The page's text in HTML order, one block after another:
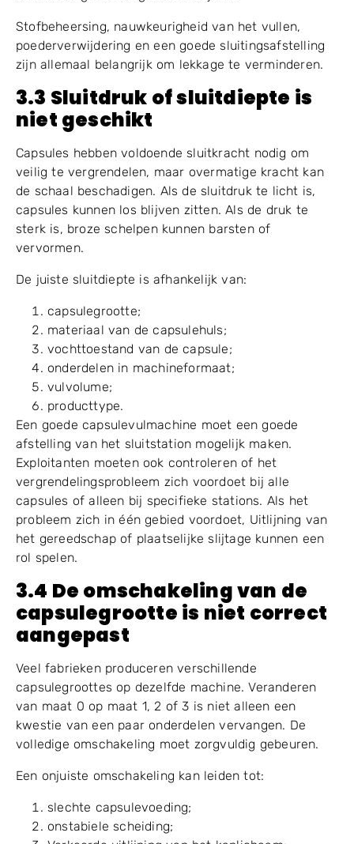
waardoor er een kleine opening overblijft tussen de
dop en het lichaam. Zelfs als de capsule dichtgedrukt
wordt, het mag tijdens de stroomafwaartse
behandeling niet vergrendeld blijven.
Stofbeheersing, nauwkeurigheid van het vullen,
poederverwijdering en een goede sluitingsafstelling
zijn allemaal belangrijk om lekkage te verminderen.
3.3 Sluitdruk of sluitdiepte is
niet geschikt
Capsules hebben voldoende sluitkracht nodig om
de schaal beschadigen. Als de sluitdruk te licht is,
sterk is, broze schelpen kunnen barsten of
vervormen.
De juiste sluitdiepte is afhankelijk van:
capsulegrootte;
materiaal van de capsulehuls;
vochttoestand van de capsule;
onderdelen in machineformaat;
vulvolume;
producttype.
Een goede capsulevulmachine moet een goede
afstelling van het sluitstation mogelijk maken.
Exploitanten moeten ook controleren of het
capsules of alleen bij specifieke stations. Als het
probleem zich in één gebied voordoet, Uitlijning van
het gereedschap of plaatselijke slijtage kunnen een
rol spelen.
3.4 De omschakeling van de
capsulegrootte is niet correct
aangepast
capsulegroottes op dezelfde machine. Veranderen
kwestie van een paar onderdelen vervangen. De
volledige omschakeling moet zorgvuldig gebeuren.